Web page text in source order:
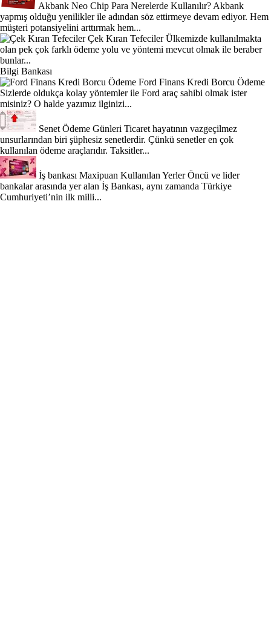
Akbank Neo Chip Para Nerelerde Kullanılır? Akbank
yapmış olduğu yenilikler ile adından söz ettirmeye devam ediyor. Hem
müşteri potansiyelini arttırmak hem...
Çek Kıran Tefeciler Ülkemizde kullanılmakta
olan pek çok farklı ödeme yolu ve yöntemi mevcut olmak ile beraber
bunlar...
Bilgi Bankası
Ford Finans Kredi Borcu Ödeme
Sizlerde oldukça kolay yöntemler ile Ford araç sahibi olmak ister
misiniz? O halde yazımız ilginizi...
Senet Ödeme Günleri Ticaret hayatının vazgeçilmez
unsurlarından biri şüphesiz senetlerdir. Çünkü senetler en çok
kullanılan ödeme araçlarıdır. Taksitler...
İş bankası Maxipuan Kullanılan Yerler Öncü ve lider
bankalar arasında yer alan İş Bankası, aynı zamanda Türkiye
Cumhuriyeti’nin ilk milli...